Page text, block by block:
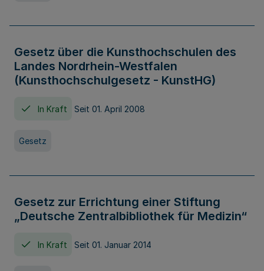
Gesetz über die Kunsthochschulen des
Landes Nordrhein-Westfalen
(Kunsthochschulgesetz - KunstHG)
In Kraft Seit 01. April 2008
Gesetz
Gesetz zur Errichtung einer Stiftung
„Deutsche Zentralbibliothek für Medizin“
In Kraft Seit 01. Januar 2014